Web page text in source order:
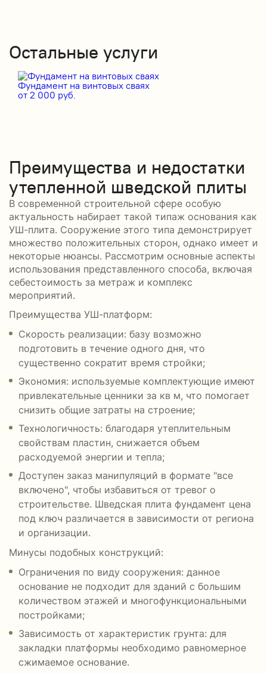
Остальные услуги
Фундамент на винтовых сваях
от 2 000 руб.
Преимущества и недостатки
утепленной шведской плиты
В современной строительной сфере особую
актуальность набирает такой типаж основания как
УШ-плита. Сооружение этого типа демонстрирует
множество положительных сторон, однако имеет и
некоторые нюансы. Рассмотрим основные аспекты
использования представленного способа, включая
себестоимость за метраж и комплекс
мероприятий.
Преимущества УШ-платформ:
Скорость реализации: базу возможно
подготовить в течение одного дня, что
существенно сократит время стройки;
Экономия: используемые комплектующие имеют
привлекательные ценники за кв м, что помогает
снизить общие затраты на строение;
Технологичность: благодаря утеплительным
свойствам пластин, снижается объем
расходуемой энергии и тепла;
Доступен заказ манипуляций в формате "все
включено", чтобы избавиться от тревог о
строительстве. Шведская плита фундамент цена
под ключ различается в зависимости от региона
и организации.
Минусы подобных конструкций:
Ограничения по виду сооружения: данное
основание не подходит для зданий с большим
количеством этажей и многофункциональными
постройками;
Зависимость от характеристик грунта: для
закладки платформы необходимо равномерное
сжимаемое основание.